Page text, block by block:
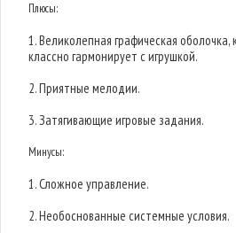
Плюсы:
1. Великолепная графическая
классно гармонирует с игрушкой.
2. Приятные мелодии.
3. Затягивающие игровые задания.
Минусы:
1. Сложное управление.
2. Необоснованные системные условия.